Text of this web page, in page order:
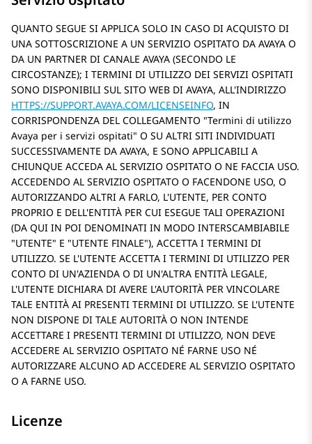
QUANTO SEGUE SI APPLICA SOLO IN CASO DI ACQUISTO DI
UNA SOTTOSCRIZIONE A UN SERVIZIO OSPITATO DA AVAYA O
DA UN PARTNER DI CANALE AVAYA (SECONDO LE
CIRCOSTANZE); I TERMINI DI UTILIZZO DEI SERVIZI OSPITATI
SONO DISPONIBILI SUL SITO WEB DI AVAYA, ALL'INDIRIZZO
HTTPS://SUPPORT.AVAYA.COM/LICENSEINFO, IN
CORRISPONDENZA DEL COLLEGAMENTO Termini di utilizzo
Avaya per i servizi ospitati O SU ALTRI SITI INDIVIDUATI
SUCCESSIVAMENTE DA AVAYA, E SONO APPLICABILI A
CHIUNQUE ACCEDA AL SERVIZIO OSPITATO O NE FACCIA USO.
ACCEDENDO AL SERVIZIO OSPITATO O FACENDONE USO, O
AUTORIZZANDO ALTRI A FARLO, L'UTENTE, PER CONTO
PROPRIO E DELL'ENTITÀ PER CUI ESEGUE TALI OPERAZIONI
(DA QUI IN POI DENOMINATI IN MODO INTERSCAMBIABILE
UTENTE
E UTENTE FINALE ), ACCETTA I TERMINI DI
UTILIZZO. SE L'UTENTE ACCETTA I TERMINI DI UTILIZZO PER
CONTO DI UN'AZIENDA O DI UN'ALTRA ENTITÀ LEGALE,
L'UTENTE DICHIARA DI AVERE L'AUTORITÀ PER VINCOLARE
TALE ENTITÀ AI PRESENTI TERMINI DI UTILIZZO. SE L'UTENTE
NON DISPONE DI TALE AUTORITÀ O NON INTENDE
ACCETTARE I PRESENTI TERMINI DI UTILIZZO, NON DEVE
ACCEDERE AL SERVIZIO OSPITATO NÉ FARNE USO NÉ
AUTORIZZARE ALCUNO AD ACCEDERE AL SERVIZIO OSPITATO
O A FARNE USO.
Licenze